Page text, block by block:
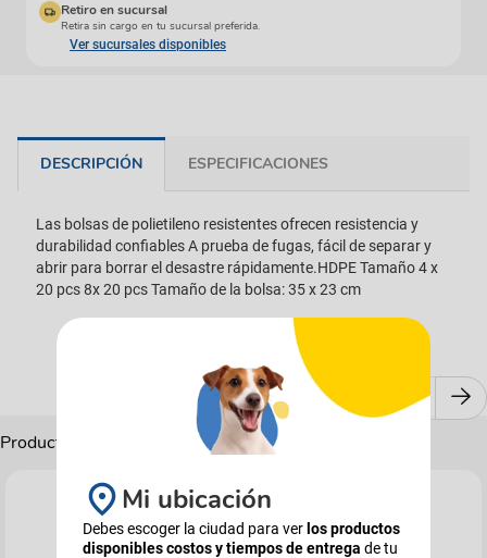
Retiro en sucursal
Retira sin cargo en tu sucursal preferida.
Ver sucursales disponibles
DESCRIPCIÓN ESPECIFICACIONES
Las bolsas de polietileno resistentes ofrecen resistencia y
durabilidad confiables A prueba de fugas, fácil de separar y
abrir para borrar el desastre rápidamente.HDPE Tamaño 4 x
20 pcs 8x 20 pcs Tamaño de la bolsa: 35 x 23 cm
Productos Complementarios
Mi ubicación
Debes escoger la ciudad para ver los productos
disponibles costos y tiempos de entrega de tu